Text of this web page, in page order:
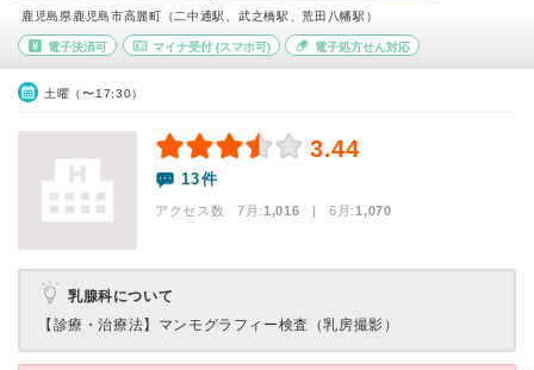
鹿児島県鹿児島市高麗町（二中通駅、武之橋駅、荒田八幡駅）
電子決済可 マイナ受付(スマホ可) 電子処方せん対応
土曜（〜17:30）
3.44
13件
アクセス数 7月:1,016 | 6月:1,070
乳腺科について
【診療・治療法】 マンモグラフィー検査（乳房撮影）